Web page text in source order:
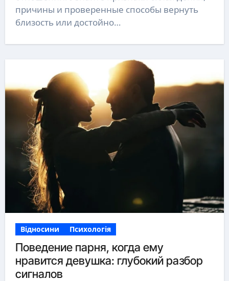
причины и проверенные способы вернуть
близость или достойно…
Відносини Психологія
Поведение парня, когда ему
нравится девушка: глубокий разбор
сигналов